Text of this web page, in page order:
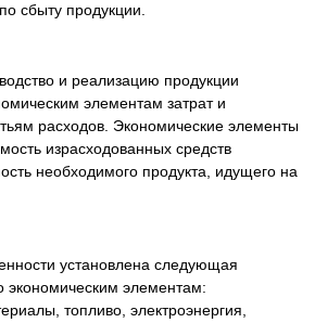
сбыту продукции.
и реализацию продукции
элементам затрат и
расходов. Экономические элементы
израсходованных средств
необходимого продукта, идущего на
установлена следующая
экономическим элементам:
топливо, электроэнергия,